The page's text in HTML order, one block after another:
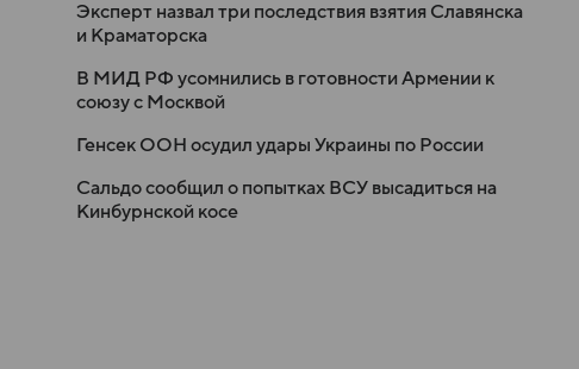
Эксперт назвал три последствия взятия Славянска
и Краматорска
В МИД РФ усомнились в готовности Армении к
союзу с Москвой
Генсек ООН осудил удары Украины по России
Сальдо сообщил о попытках ВСУ высадиться на
Кинбурнской косе